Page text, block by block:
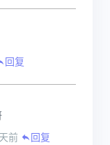
回复
前 回复